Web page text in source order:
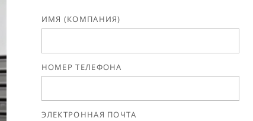
ИМЯ (КОМПАНИЯ)
НОМЕР ТЕЛЕФОНА
ЭЛЕКТРОННАЯ ПОЧТА